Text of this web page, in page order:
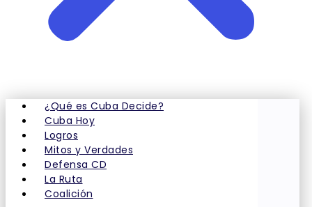
¿Qué es Cuba Decide?
Cuba Hoy
Logros
Mitos y Verdades
Defensa CD
La Ruta
Coalición